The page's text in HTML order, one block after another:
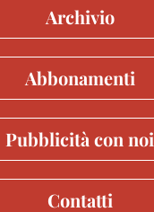
Archivio
Abbonamenti
Pubblicità con noi
Contatti